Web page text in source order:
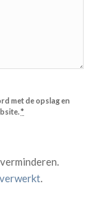
met de opslag en
*
.